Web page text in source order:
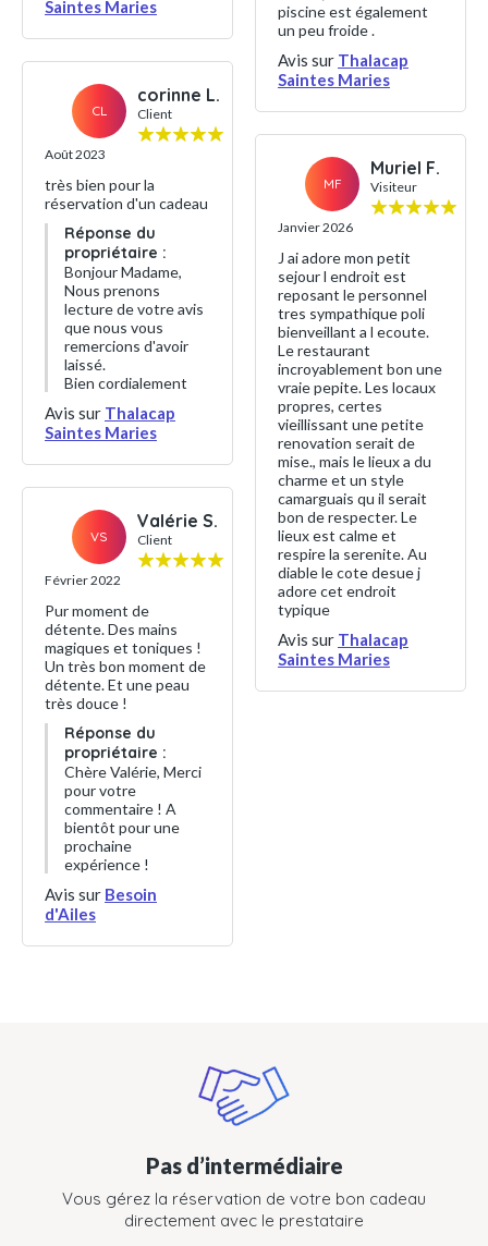
Saintes Maries
CL
corinne L.
Client
Août 2023
très bien pour la
réservation d'un cadeau
Réponse du
propriétaire :
Bonjour Madame,
Nous prenons
lecture de votre avis
que nous vous
remercions d'avoir
laissé.
Bien cordialement
Avis sur Thalacap
Saintes Maries
VS
Valérie S.
Client
Février 2022
Pur moment de
détente. Des mains
magiques et toniques !
Un très bon moment de
détente. Et une peau
très douce !
Réponse du
propriétaire :
Chère Valérie, Merci
pour votre
commentaire ! A
bientôt pour une
prochaine
expérience !
Avis sur Besoin
d'Ailes
piscine est également
un peu froide .
Avis sur Thalacap
Saintes Maries
MF
Muriel F.
Visiteur
Janvier 2026
J ai adore mon petit
sejour l endroit est
reposant le personnel
tres sympathique poli
bienveillant a l ecoute.
Le restaurant
incroyablement bon une
vraie pepite. Les locaux
propres, certes
vieillissant une petite
renovation serait de
mise., mais le lieux a du
charme et un style
camarguais qu il serait
bon de respecter. Le
lieux est calme et
respire la serenite. Au
diable le cote desue j
adore cet endroit
typique
Avis sur Thalacap
Saintes Maries
Pas d’intermédiaire
Vous gérez la réservation de votre bon cadeau
directement avec le prestataire